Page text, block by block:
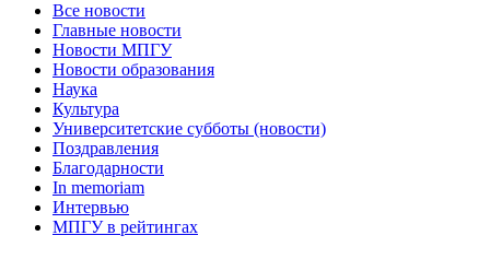
Все новости
Главные новости
Новости МПГУ
Новости образования
Наука
Культура
Университетские субботы (новости)
Поздравления
Благодарности
In memoriam
Интервью
МПГУ в рейтингах